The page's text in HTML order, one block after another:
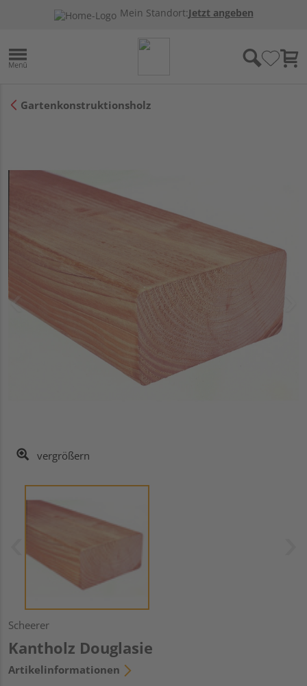
Mein Standort:Jetzt angeben
Gartenkonstruktionsholz
vergrößern
Scheerer
Kantholz Douglasie
Artikelinformationen